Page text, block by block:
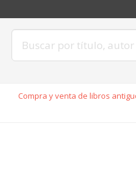
Compra y venta de libros